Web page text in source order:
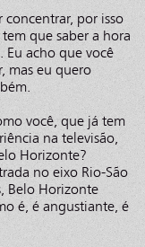
concentrar, por isso
que saber a hora
Eu acho que você
mas eu quero
você, que já tem
na televisão,
Horizonte?
no eixo Rio-São
Belo Horizonte
é, é angustiante, é